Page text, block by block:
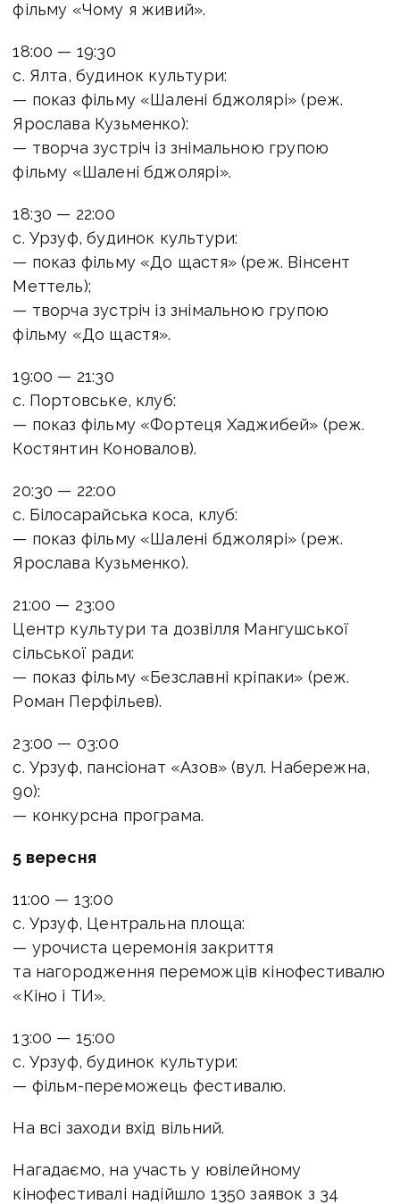
фільму «Чому я живий».
18:00 — 19:30
с. Ялта, будинок культури:
— показ фільму «Шалені бджолярі» (реж.
Ярослава Кузьменко):
— творча зустріч із знімальною групою
фільму «Шалені бджолярі».
18:30 — 22:00
с. Урзуф, будинок культури:
— показ фільму «До щастя» (реж. Вінсент
Меттель);
— творча зустріч із знімальною групою
фільму «До щастя».
19:00 — 21:30
с. Портовське, клуб:
— показ фільму «Фортеця Хаджибей» (реж.
Костянтин Коновалов).
20:30 — 22:00
с. Білосарайська коса, клуб:
— показ фільму «Шалені бджолярі» (реж.
Ярослава Кузьменко).
21:00 — 23:00
Центр культури та дозвілля Мангушської
сільської ради:
— показ фільму «Безславні кріпаки» (реж.
Роман Перфільев).
23:00 — 03:00
с. Урзуф, пансіонат «Азов» (вул. Набережна,
90):
— конкурсна програма.
5 вересня
11:00 — 13:00
с. Урзуф, Центральна площа:
— урочиста церемонія закриття
та нагородження переможців кінофестивалю
«Кіно і ТИ».
13:00 — 15:00
с. Урзуф, будинок культури:
— фільм-переможець фестивалю.
На всі заходи вхід вільний.
Нагадаємо, на участь у ювілейному
кінофестивалі надійшло 1350 заявок з 34